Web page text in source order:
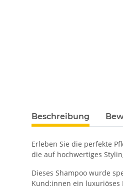
Beschreibung
Erleben Sie die perfekte
die auf hochwertiges
Dieses Shampoo wurde
Kund:innen ein luxuriöses